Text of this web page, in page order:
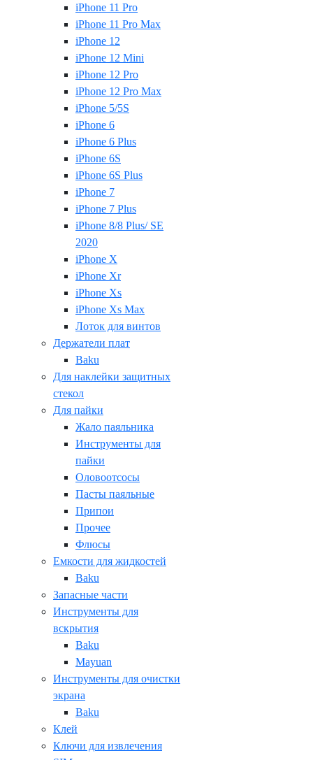
iPhone 11 Pro
iPhone 11 Pro Max
iPhone 12
iPhone 12 Mini
iPhone 12 Pro
iPhone 12 Pro Max
iPhone 5/5S
iPhone 6
iPhone 6 Plus
iPhone 6S
iPhone 6S Plus
iPhone 7
iPhone 7 Plus
iPhone 8/8 Plus/ SE
2020
iPhone X
iPhone Xr
iPhone Xs
iPhone Xs Max
Лоток для винтов
Держатели плат
Baku
Для наклейки защитных
стекол
Для пайки
Жало паяльника
Инструменты для
пайки
Оловоотсосы
Пасты паяльные
Припои
Прочее
Флюсы
Емкости для жидкостей
Baku
Запасные части
Инструменты для
вскрытия
Baku
Mayuan
Инструменты для очистки
экрана
Baku
Клей
Ключи для извлечения